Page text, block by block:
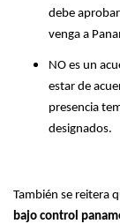
debe
venga a
NO es un
estar de
presencia
designados.
También se reitera
bajo control